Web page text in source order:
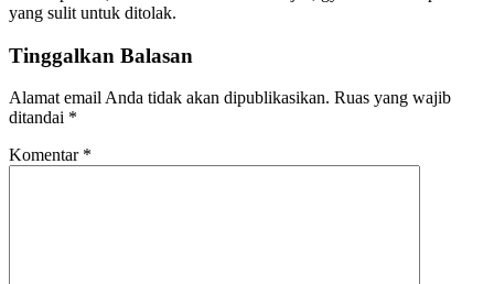
yang sulit untuk ditolak.
Tinggalkan Balasan
Alamat email Anda tidak akan dipublikasikan. Ruas yang wajib
ditandai *
Komentar *